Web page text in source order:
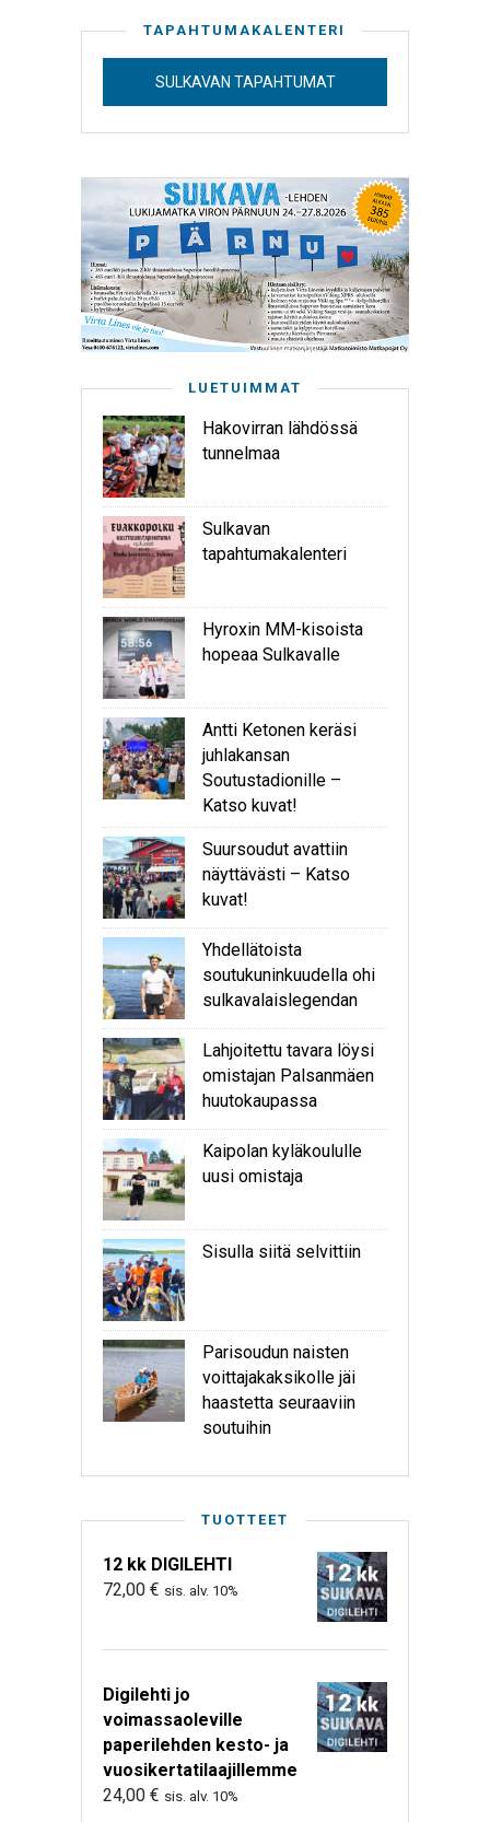
TAPAHTUMAKALENTERI
SULKAVAN TAPAHTUMAT
LUETUIMMAT
Hakovirran lähdössä
tunnelmaa
Sulkavan
tapahtumakalenteri
Hyroxin MM-kisoista
hopeaa Sulkavalle
Antti Ketonen keräsi
juhlakansan
Soutustadionille –
Katso kuvat!
Suursoudut avattiin
näyttävästi – Katso
kuvat!
Yhdellätoista
soutukuninkuudella ohi
sulkavalaislegendan
Lahjoitettu tavara löysi
omistajan Palsanmäen
huutokaupassa
Kaipolan kyläkoululle
uusi omistaja
Sisulla siitä selvittiin
Parisoudun naisten
voittajakaksikolle jäi
haastetta seuraaviin
soutuihin
TUOTTEET
12 kk DIGILEHTI
72,00 € sis. alv. 10%
Digilehti jo
voimassaoleville
paperilehden kesto- ja
vuosikertatilaajillemme
24,00 € sis. alv. 10%